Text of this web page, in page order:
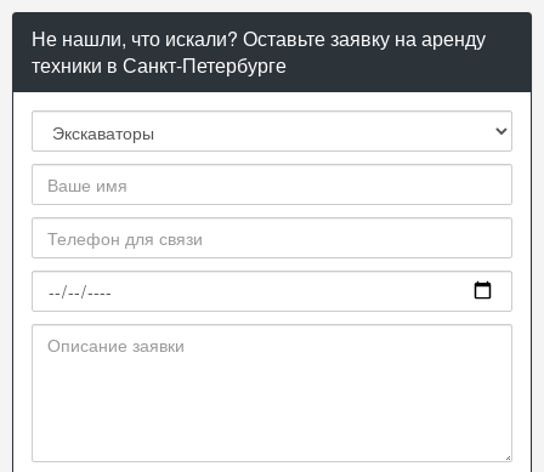
Не нашли, что искали? Оставьте заявку на аренду
техники в Санкт-Петербурге